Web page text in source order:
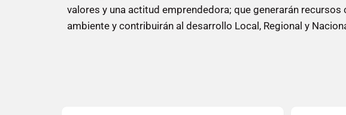
valores y una actitud emprendedora; que generarán
ambiente y contribuirán al desarrollo Local, Regional y